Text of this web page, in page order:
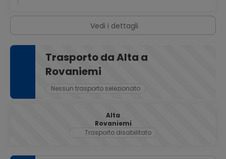
Vedi i dettagli
Trasporto da Alta a
Rovaniemi
Nessun trasporto selezionato
Alta
Rovaniemi
Trasporto disabilitato